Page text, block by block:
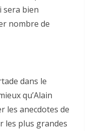
sera bien
nombre de
dans le
qu’Alain
les anecdotes de
les plus grandes